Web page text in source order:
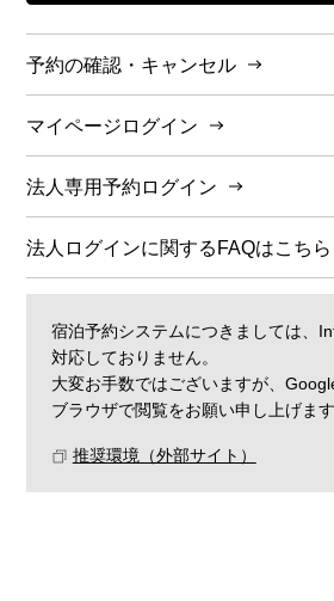
予約の確認・キャンセル
マイページログイン
法人専用予約ログイン
法人ログインに関するFAQはこちら
宿泊予約システムにつきましては、
対応しておりません。
大変お手数ではございますが、
ブラウザで閲覧をお願い申し上げます
推奨環境（外部サイト）